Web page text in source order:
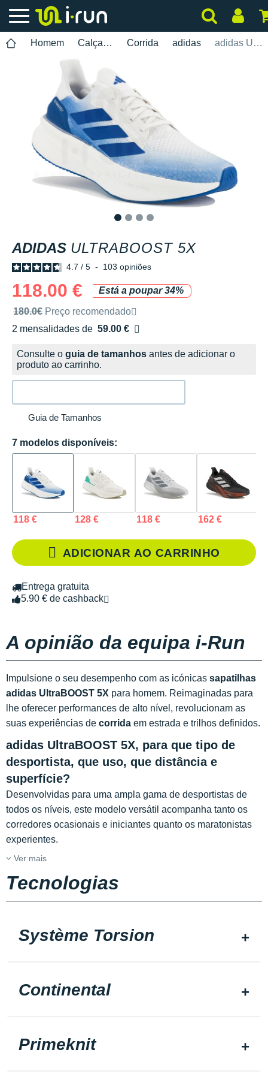
Homem Calçados Corrida adidas adidas UltraBOOST 5X
ADIDAS ULTRABOOST 5X
4.7 / 5 - 103 opiniões
118.00 €
Está a poupar 34%
Preço de venda recomendado pela marca
180.0€ Preço recomendado
2 mensalidades de 59.00 €
sem custos
Consulte o guia de tamanhos antes de adicionar o
produto ao carrinho.
Guia de Tamanhos
7 modelos disponíveis:
118 € 128 € 118 € 162 €
ADICIONAR AO CARRINHO
Entrega gratuita
5.90 € de cashback
A opinião da equipa i-Run
Impulsione o seu desempenho com as icónicas sapatilhas
adidas UltraBOOST 5X para homem. Reimaginadas para
lhe oferecer performances de alto nível, revolucionam as
suas experiências de corrida em estrada e trilhos definidos.
adidas UltraBOOST 5X, para que tipo de
desportista, que uso, que distância e
superfície?
Desenvolvidas para uma ampla gama de desportistas de
todos os níveis, este modelo versátil acompanha tanto os
corredores ocasionais e iniciantes quanto os maratonistas
experientes.
Ver mais
Tecnologias
Système Torsion
Continental
Primeknit